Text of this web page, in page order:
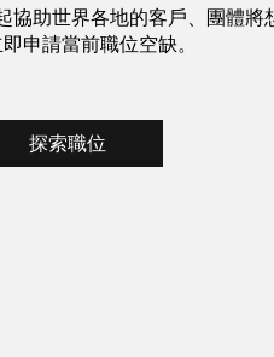
協助世界各地的客戶、團體將
申請當前職位空缺。
探索職位